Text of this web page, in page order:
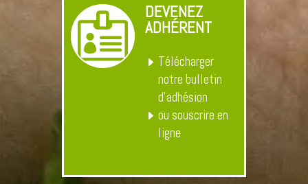
 DEVENEZ
ADHÉRENT
Télécharger
notre bulletin
d’adhésion
ou souscrire en
ligne